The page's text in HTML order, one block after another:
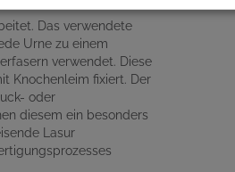
Das verwendete
Urne zu einem
verwendet. Diese
Knochenleim fixiert. Der
oder
diesem ein besonders
Lasur